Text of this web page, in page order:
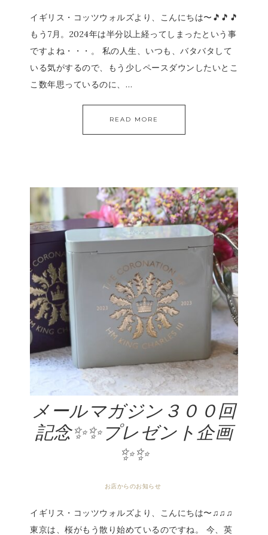
イギリス・コッツウォルズより、こんにちは〜🎵🎵🎵
もう7月。2024年は半分以上経ってしまったという事
ですよね・・・。 私の人生、いつも、バタバタして
いる気がするので、もう少しペースダウンしたいとこ
こ数年思っているのに、…
READ MORE
メールマガジン３００回
記念✨✨プレゼント企画
✨✨
お店からのお知らせ
イギリス・コッツウォルズより、こんにちは〜♫♫♫
東京は、桜がもう散り始めているのですね。 今、英